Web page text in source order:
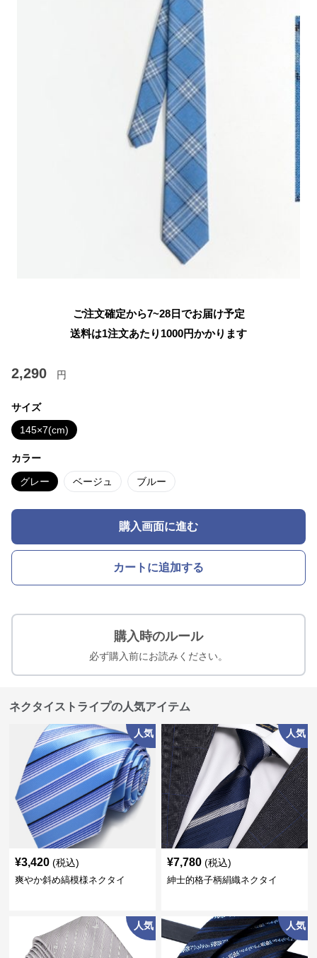
ご注文確定から7~28日でお届け予定
送料は1注文あたり 1000円かかります
2,290 円
サイズ
145×7(cm)
カラー
グレー ベージュ ブルー
購入画面に進む
カートに追加する
購入時のルール
必ず購入前にお読みください。
ネクタイストライプの人気アイテム
人気
¥3,420 (税込)
爽やか斜め縞模様ネクタイ
人気
¥7,780 (税込)
紳士的格子柄絹織ネクタイ
人気 人気